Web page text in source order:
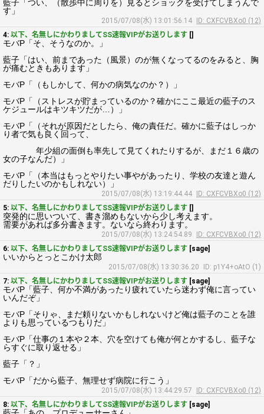
藍子「つい、（散歩中に周りを）見るとショックを受けてしまうんで
す」
2015/07/08(水) 13:01:56.14
ID: CXFCVBXo0 (12)
4: 以下、名無しにかわりましてSS速報VIPがお送りします []
モバP「そ、そうなのか。」
藍子「はい、前まであった（風景）のが無くなってるのをみると、胸
が痛むときもあります」
モバP「（もしかして、何かの病気なのか？）」
モバP「（ストレスが貯まっているのか？確かにここ最近の藍子のス
ケジュールはキツキツだが…）」
モバP「（それが原因だとしたら、俺の責任だ。確かに藍子はしっか
り者で気も良く回って、
年少組の面倒も率先して見てくれたりするが、まだ１６歳の
女の子なんだ）」
モバP「（本当はもっとやりたい事やがあったり、学校の友達と遊ん
だりしたいのかもしれない）」
2015/07/08(水) 13:19:44.44
ID: CXFCVBXo0 (12)
5: 以下、名無しにかわりましてSS速報VIPがお送りします []
突発的に思いついて、書き溜めもないから少し考えます。
需要があれば多分書きます。ないなら終わります。
2015/07/08(水) 13:24:54.89
ID: CXFCVBXo0 (12)
6: 以下、名無しにかわりましてSS速報VIPがお送りします [sage]
いいからとっとこかけ太郎
2015/07/08(水) 13:30:36.20
ID: p1Y4+oAtO (1)
7: 以下、名無しにかわりましてSS速報VIPがお送りします [sage]
モバP「藍子、何か不満があったり疲れていたら迷わず俺に言ってい
いんだぞ」
モバP「そりゃ、まだ頼りないかもしれないけど俺は藍子のことを誰
よりも思っているつもりだ」
モバP「仕事の１本や２本、穴を空けても俺が何とかするし、藍子な
らすぐに取り返せる」
藍子「？」
モバP「だから藍子、無理せず病院に行こう」
2015/07/08(水) 13:44:29.57
ID: CXFCVBXo0 (12)
8: 以下、名無しにかわりましてSS速報VIPがお送りします [sage]